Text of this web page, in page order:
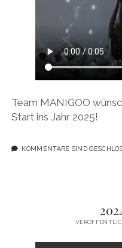
Team MANIGOO
Start ins Jahr 2025!
KOMMENTARE SIND